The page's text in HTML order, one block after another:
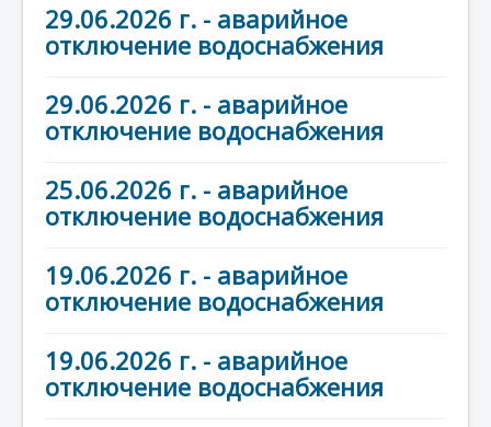
Профилактика терроризма
Фотоматериалы
О нас
29.06.2026 г. - аварийное
отключение водоснабжения
29.06.2026 г. - аварийное
отключение водоснабжения
25.06.2026 г. - аварийное
отключение водоснабжения
19.06.2026 г. - аварийное
отключение водоснабжения
19.06.2026 г. - аварийное
отключение водоснабжения